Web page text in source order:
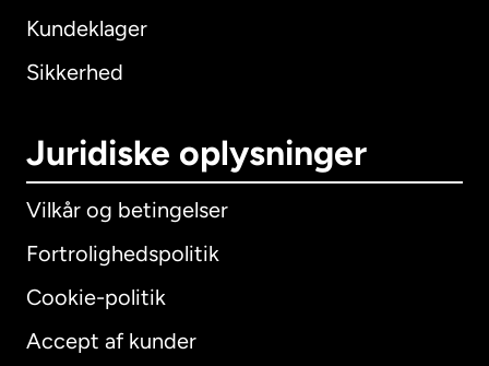
Kundeklager
Sikkerhed
Juridiske oplysninger
Vilkår og betingelser
Fortrolighedspolitik
Cookie-politik
Accept af kunder